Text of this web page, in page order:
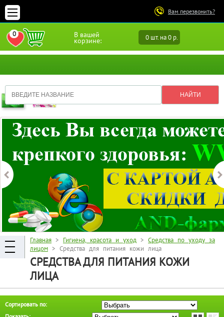
Вам перезвонить?
В вашей
корзине: 0 шт. на 0 р.
0
ПЕРЕЙТИ В ИЗБРАННОЕ
Главная > Гигиена, красота и уход > Средства по уходу за
лицом > Средства для питания кожи лица
СРЕДСТВА ДЛЯ ПИТАНИЯ КОЖИ
ЛИЦА
Сортировать по: